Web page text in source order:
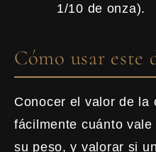
1/10 de onza).
Cómo usar
Conocer el valor de la
fácilmente cuánto
su peso, y valorar si